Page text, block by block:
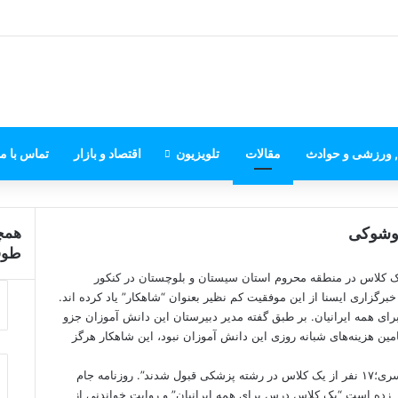
ورزشی و حوادث مقالات تلویزیون اقتصاد و بازار تماس با
های ایران از قبول شدن ۱۷ دانش‌آموز یک کلاس در منطقه محروم استان سیستان و بلوچستان در کنکور
ایسنا از این موفقیت کم نظیر بعنوان “شاهکار” یاد کرده اند.
همه ایرانیان. بر طبق گفته مدیر دبیرستان این دانش آموزان جزو
هزینه‌های شبانه ‌روزی این دانش آموزان نبود، این شاهکار هرگز
شدند”.
روزنامه جام
است “یک کلاس درس برای همه ایرانیان” و روایت خواندنی از
ب